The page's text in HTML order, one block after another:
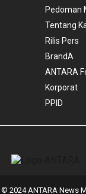
Pedoman
Tentang
Rilis Pers
BrandA
ANTARA
Korporat
PPID
2024 ANTARA News